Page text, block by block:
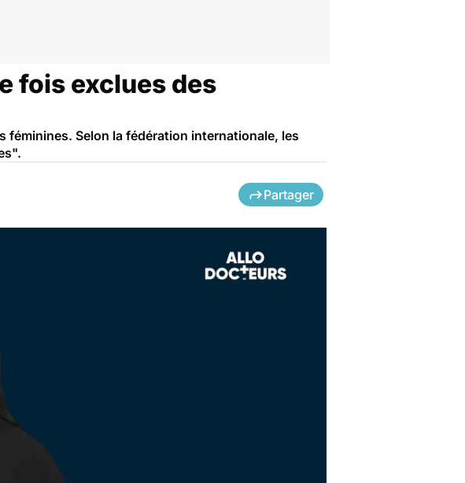
fois exclues des
féminines. Selon la fédération internationale, les
Partager